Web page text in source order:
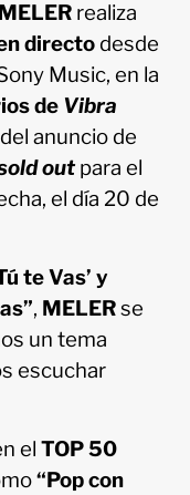
MELER realiza
directo desde
Music, en la
de Vibra
anuncio de
outpara el
el día 20 de
te Vas’ y
, MELERse
un tema
escuchar
el TOP 50
“Pop con